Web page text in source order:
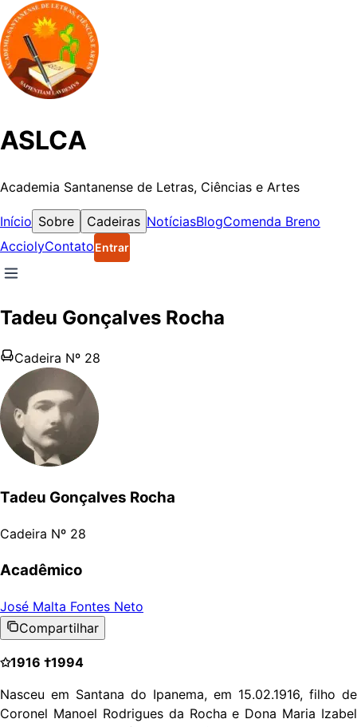
ASLCA
Academia Santanense de Letras, Ciências e Artes
Início Sobre Cadeiras NotíciasBlogComenda Breno
AcciolyContatoEntrar
Tadeu Gonçalves Rocha
Cadeira Nº 28
Tadeu Gonçalves Rocha
Cadeira Nº 28
Acadêmico
José Malta Fontes Neto
Compartilhar
✩1916 †1994
Nasceu em Santana do Ipanema, em 15.02.1916, filho de
Coronel Manoel Rodrigues da Rocha e Dona Maria Izabel